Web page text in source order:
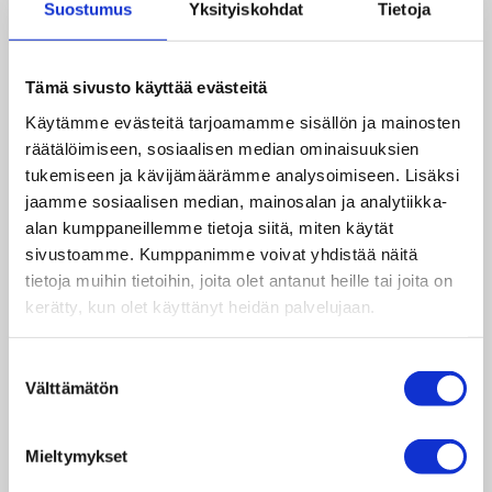
Suostumus Yksityiskohdat Tietoja
Tämä sivusto käyttää evästeitä
Käytämme evästeitä tarjoamamme sisällön ja mainosten
räätälöimiseen, sosiaalisen median ominaisuuksien
tukemiseen ja kävijämäärämme analysoimiseen. Lisäksi
jaamme sosiaalisen median, mainosalan ja analytiikka-
alan kumppaneillemme tietoja siitä, miten käytät
sivustoamme. Kumppanimme voivat yhdistää näitä
tietoja muihin tietoihin, joita olet antanut heille tai joita on
kerätty, kun olet käyttänyt heidän palvelujaan.
valinta
Välttämätön
Mieltymykset
seitsemän työpajan määrä täyttyi nopeasti.
sovittaminen omiin aikatauluihin ja esimerkiksi
opiskeluihin. Syksyn kuluessa ja kokemuksen
karttuessa molemmat kuitenkin huomasivat, että
työpajojen toteuttaminen sujui ilman suurempia
aikatauluhaasteita.
Vapaaehtoisia kouluttajia ja Taksvärkin
työntekijöitä Päivölän
koulutusviikonlopussa elokuussa 2019.
Monipuoliset työpajat ja
kohderyhmät